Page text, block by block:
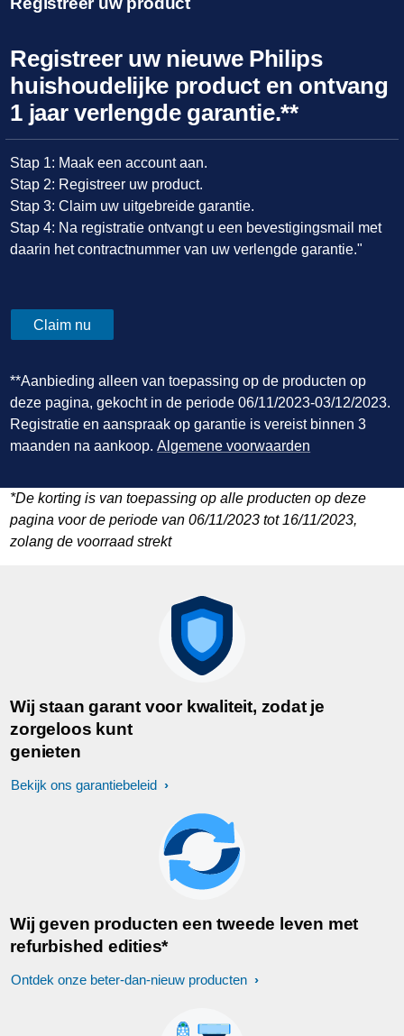
Registreer uw nieuwe Philips
huishoudelijke product en ontvang
1 jaar verlengde garantie.**
Stap 1: Maak een account aan.
Stap 2: Registreer uw product.
Stap 3: Claim uw uitgebreide garantie.
Stap 4: Na registratie ontvangt u een bevestigingsmail met
daarin het contractnummer van uw verlengde garantie."
Claim nu
**Aanbieding alleen van toepassing op de producten op
deze pagina, gekocht in de periode 06/11/2023-03/12/2023.
Registratie en aanspraak op garantie is vereist binnen 3
maanden na aankoop.Algemene voorwaarden
*De korting is van toepassing op alle producten op deze
pagina voor de periode van 06/11/2023 tot 16/11/2023,
zolang de voorraad strekt
Wij staan garant voor kwaliteit, zodat je
zorgeloos kunt
genieten
Bekijk ons garantiebeleid
Wij geven producten een tweede leven met
refurbished edities*
Ontdek onze beter-dan-nieuw producten